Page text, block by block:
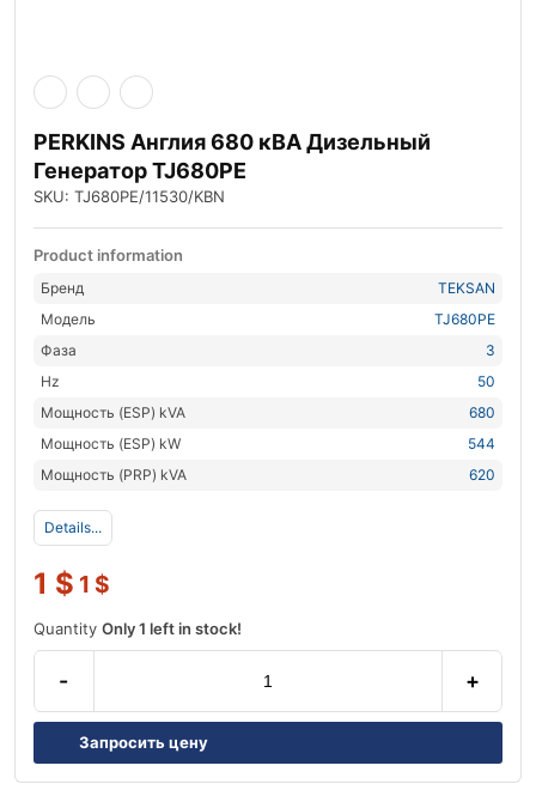
PERKINS Англия 680 кВА Дизельный
Генератор TJ680PE
SKU: TJ680PE/11530/KBN
Product information
Бренд
TEKSAN
Модель
TJ680PE
Фаза
3
Hz
50
Мощность (ESP) kVA
680
Мощность (ESP) kW
544
Мощность (PRP) kVA
620
Details...
1 $ 1 $
Quantity Only 1 left in stock!
- +
Запросить цену